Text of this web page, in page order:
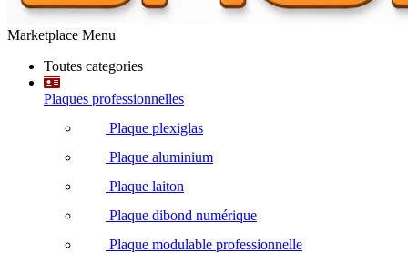
Marketplace Menu
Toutes categories
Plaques professionnelles
Plaque plexiglas
Plaque aluminium
Plaque laiton
Plaque dibond numérique
Plaque modulable professionnelle